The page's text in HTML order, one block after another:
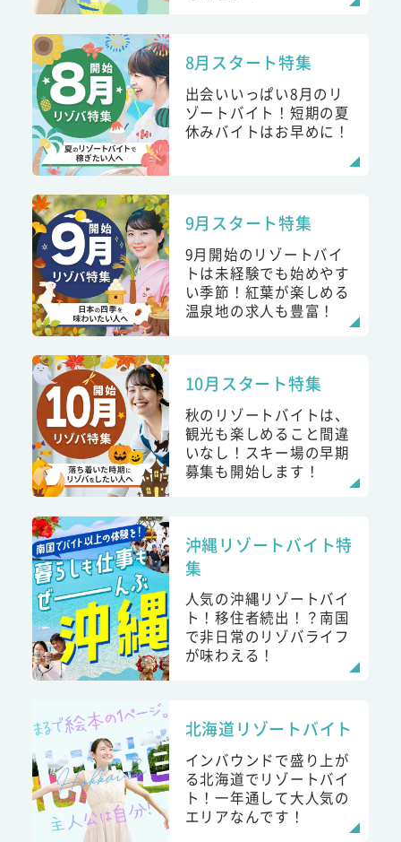
8月スタート特集
出会いいっぱい8月のリ
ゾートバイト！短期の夏
休みバイトはお早めに！
9月スタート特集
9月開始のリゾートバイ
トは未経験でも始めやす
い季節！紅葉が楽しめる
温泉地の求人も豊富！
10月スタート特集
秋のリゾートバイトは、
観光も楽しめること間違
いなし！スキー場の早期
募集も開始します！
沖縄リゾートバイト特
集
人気の沖縄リゾートバイ
ト！移住者続出！？南国
で非日常のリゾバライフ
が味わえる！
北海道リゾートバイト
インバウンドで盛り上が
る北海道でリゾートバイ
ト！一年通して大人気の
エリアなんです！